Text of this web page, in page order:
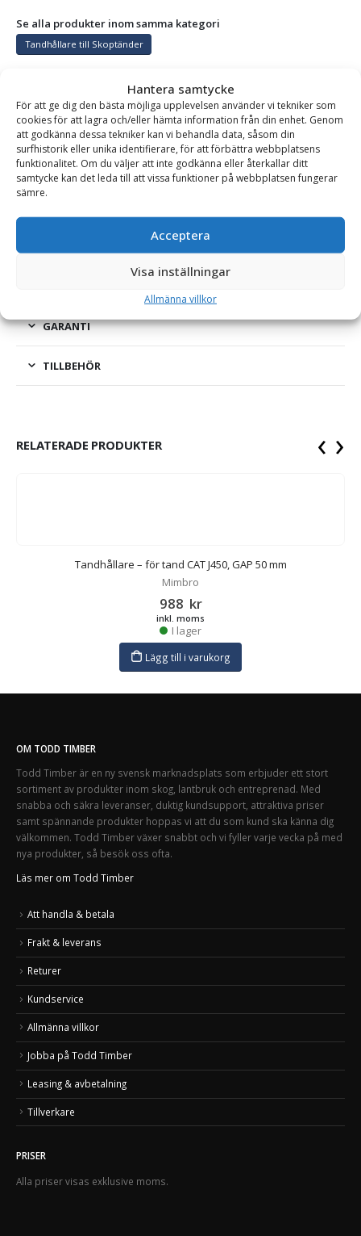
Hantera samtycke
För att ge dig den bästa möjliga upplevelsen använder vi tekniker som
cookies för att lagra och/eller hämta information från din enhet. Genom
att godkänna dessa tekniker kan vi behandla data, såsom din
surfhistorik eller unika identifierare, för att förbättra webbplatsens
funktionalitet. Om du väljer att inte godkänna eller återkallar ditt
samtycke kan det leda till att vissa funktioner på webbplatsen fungerar
sämre.
Acceptera
Visa inställningar
Allmänna villkor
Se alla produkter inom samma kategori
Tandhållare till Skoptänder
BESKRIVNING
Tandhållare – för tand CAT J300, GAP 37 mm
Robust tandhållare och fäste för CAT J300-tänder.
Tandhållaren passar till skär upp till 32 mm.
GARANTI
TILLBEHÖR
RELATERADE PRODUKTER
Tandhållare – för tand CAT J450, GAP 50 mm
Mimbro
988 kr
inkl. moms
I lager
Lägg till i varukorg
‹ ›
OM TODD TIMBER
Todd Timber är en ny svensk marknadsplats som erbjuder ett stort
sortiment av produkter inom skog, lantbruk och entreprenad. Med
snabba och säkra leveranser, duktig kundsupport, attraktiva priser
samt spännande produkter hoppas vi att du som kund ska känna dig
välkommen. Todd Timber växer snabbt och vi fyller varje vecka på med
nya produkter, så besök oss ofta.
Läs mer om Todd Timber
Att handla & betala
Frakt & leverans
Returer
Kundservice
Allmänna villkor
Jobba på Todd Timber
Leasing & avbetalning
Tillverkare
PRISER
Alla priser visas exklusive moms.